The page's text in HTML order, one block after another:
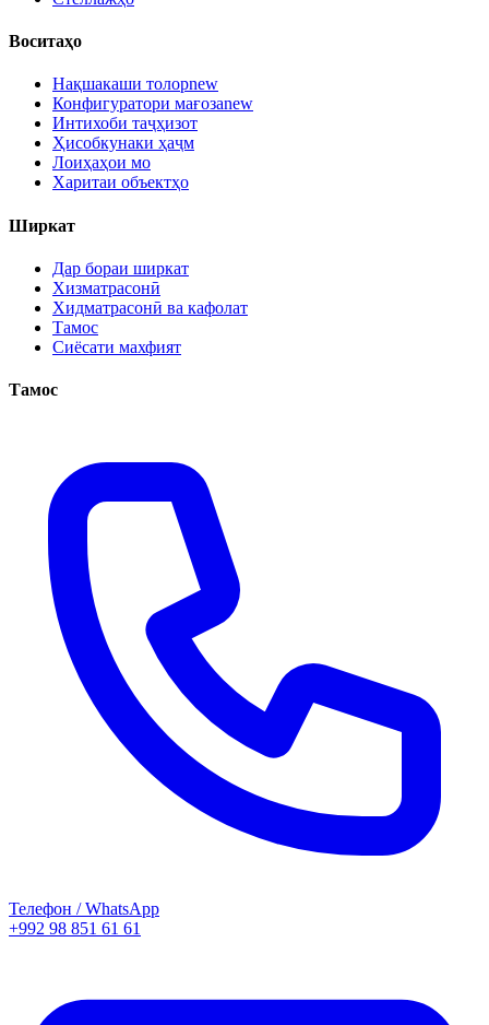
Воситаҳо
Нақшакаши толорnew
Конфигуратори мағозаnew
Интихоби таҷҳизот
Ҳисобкунаки ҳаҷм
Лоиҳаҳои мо
Харитаи объектҳо
Ширкат
Дар бораи ширкат
Хизматрасонӣ
Хидматрасонӣ ва кафолат
Тамос
Сиёсати махфият
Тамос
Телефон / WhatsApp
+992 98 851 61 61